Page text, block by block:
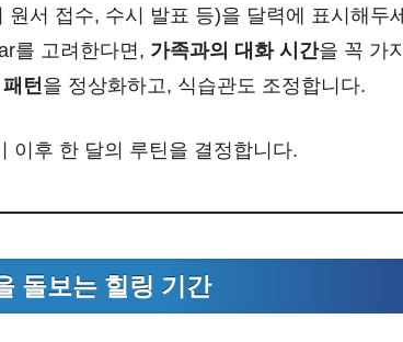
원서 접수, 수시 발표 등)을 달력에 표시해두
를 고려한다면, 가족과의 대화 시간을 꼭 가
턴 을 정상화하고, 식습관도 조정합니다.
이후 한 달의 루틴을 결정합니다.
돌보는 힐링 기간